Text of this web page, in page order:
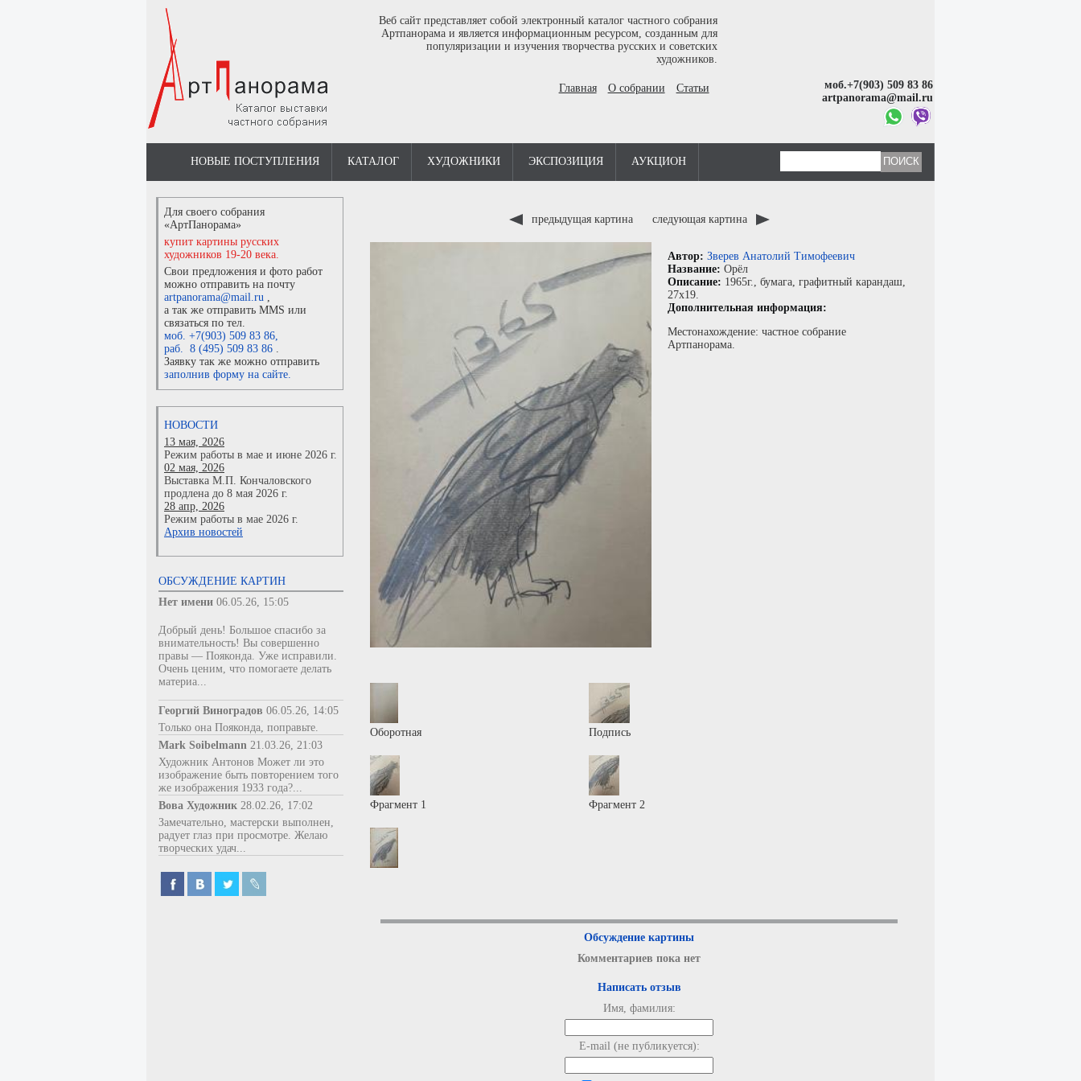
Веб сайт представляет собой электронный каталог частного собрания
Артпанорама и является информационным ресурсом, созданным для
популяризации и изучения творчества русских и советских
художников.
Главная О собрании Статьи
моб.+7(903) 509 83 86
artpanorama@mail.ru
НОВЫЕ ПОСТУПЛЕНИЯ КАТАЛОГ ХУДОЖНИКИ ЭКСПОЗИЦИЯ АУКЦИОН
Для своего собрания
«АртПанорама»
купит картины русских
художников 19-20 века.
Свои предложения и фото работ
можно отправить на почту
artpanorama@mail.ru ,
а так же отправить MMS или
связаться по тел.
моб. +7(903) 509 83 86,
раб. 8 (495) 509 83 86 .
Заявку так же можно отправить
заполнив форму на сайте.
НОВОСТИ
13 мая, 2026
Режим работы в мае и июне 2026 г.
02 мая, 2026
Выставка М.П. Кончаловского
продлена до 8 мая 2026 г.
28 апр, 2026
Режим работы в мае 2026 г.
Архив новостей
ОБСУЖДЕНИЕ КАРТИН
Нет имени 06.05.26, 15:05
Добрый день! Большое спасибо за
внимательность! Вы совершенно
правы — Пояконда. Уже исправили.
Очень ценим, что помогаете делать
материа...
Георгий Виноградов 06.05.26, 14:05
Только она Пояконда, поправьте.
Mark Soibelmann 21.03.26, 21:03
Художник Антонов Может ли это
изображение быть повторением того
же изображения 1933 года?...
Вова Художник 28.02.26, 17:02
Замечательно, мастерски выполнен,
радует глаз при просмотре. Желаю
творческих удач...
предыдущая картина следующая картина
Автор: Зверев Анатолий Тимофеевич
Название: Орёл
Описание: 1965г., бумага, графитный карандаш,
27x19.
Дополнительная информация:
Местонахождение: частное собрание
Артпанорама.
Оборотная Подпись
Фрагмент 1 Фрагмент 2
Обсуждение картины
Комментариев пока нет
Написать отзыв
Имя, фамилия:
E-mail (не публикуется):